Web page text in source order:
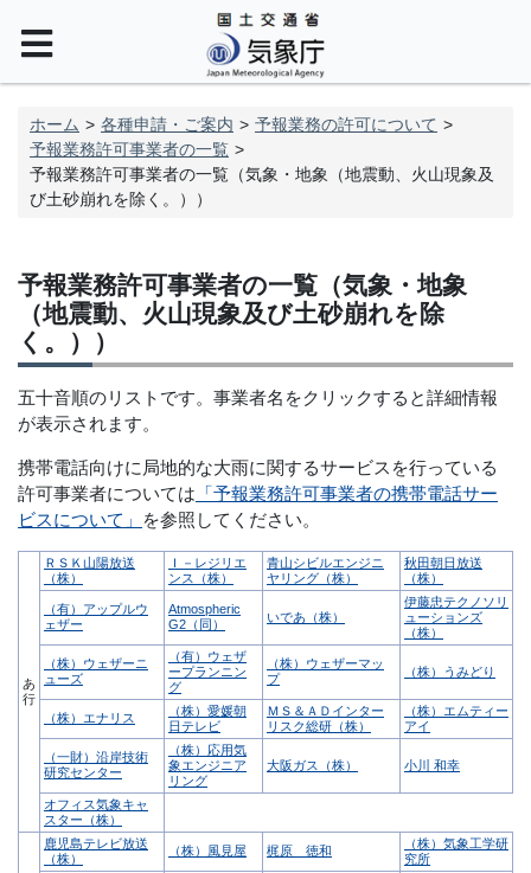
ホーム 各種申請・ご案内
予報業務の許可について
予報業務許可事業者の一覧
予報業務許可事業者の一覧（気象・地象（地震動、火山現象及
び土砂崩れを除く。））
予報業務許可事業者の一覧（気象・地象
（地震動、火山現象及び土砂崩れを除
く。））
五十音順のリストです。事業者名をクリックすると詳細情報
が表示されます。
携帯電話向けに局地的な大雨に関するサービスを行っている
許可事業者については 「予報業務許可事業者の携帯電話サー
ビスについて」
を参照してください。
あ
行
ＲＳＫ山陽放送
（株）
Ｉ－レジリエ
ンス（株）
青山シビルエンジニ
ヤリング（株）
秋田朝日放送
（株）
（有）アップルウ
ェザー
Atmospheric
G2（同）
いであ（株）
伊藤忠テクノソリ
ューションズ
（株）
（株）ウェザーニ
ューズ
（有）ウェザ
ープランニン
グ
（株）ウェザーマッ
プ
（株）うみどり
（株）エナリス
（株）愛媛朝
日テレビ
ＭＳ＆ＡＤインター
リスク総研（株）
（株）エムティー
アイ
（一財）沿岸技術
研究センター
（株）応用気
象エンジニア
リング
大阪ガス（株） 小川 和幸
オフィス気象キャ
スター（株）
鹿児島テレビ放送
（株）
（株）風見屋 梶原 徳和
（株）気象工学研
究所